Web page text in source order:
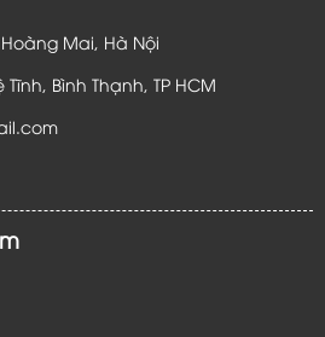
Mai, Hà Nội
Bình Thạnh, TP HCM